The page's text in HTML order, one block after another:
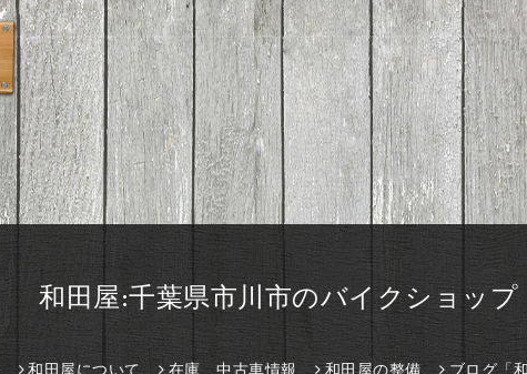
和田屋:千葉県市川市のバイクショップ
和田屋について 在庫、中古車情報 和田屋の整備 ブログ「